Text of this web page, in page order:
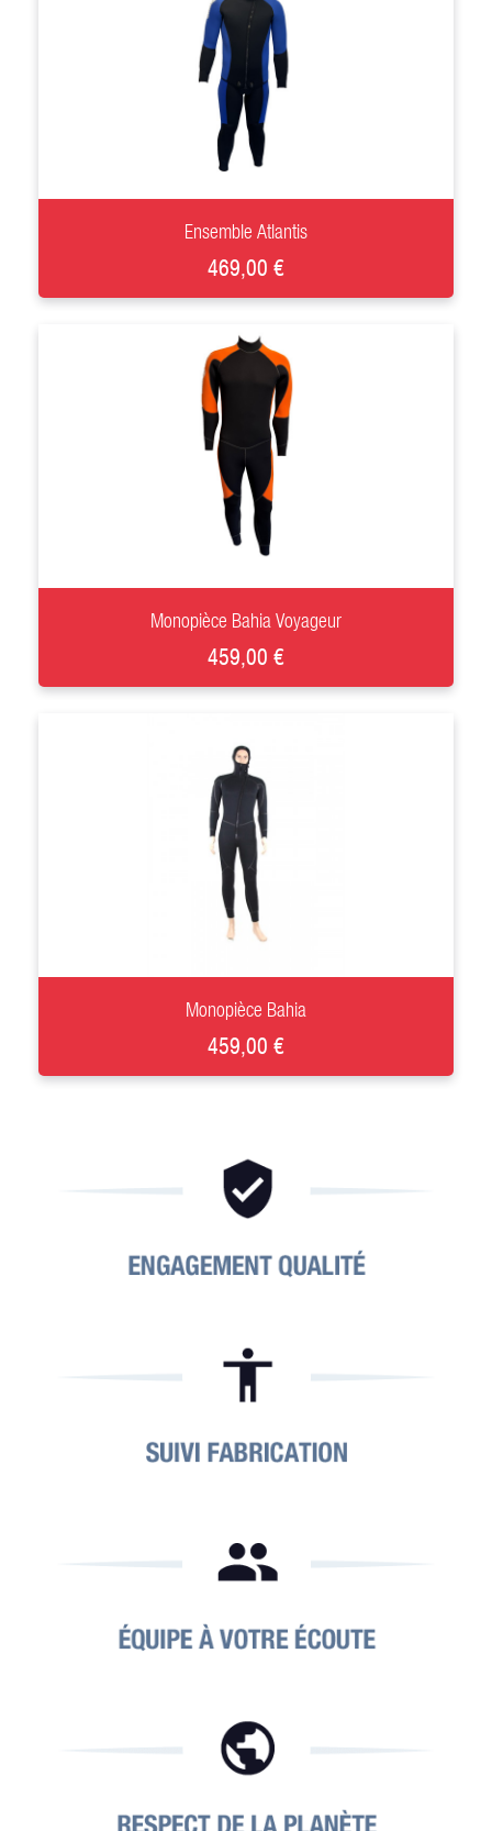
+
Ensemble Atlantis
469,00 €
+
Monopièce Bahia Voyageur
459,00 €
+
Monopièce Bahia
459,00 €